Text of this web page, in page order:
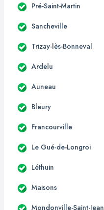
Pré-Saint-Martin
Sancheville
Trizay-lès-Bonneval
Ardelu
Auneau
Bleury
Francourville
Le Gué-de-Longroi
Léthuin
Maisons
Mondonville-Saint-Jean